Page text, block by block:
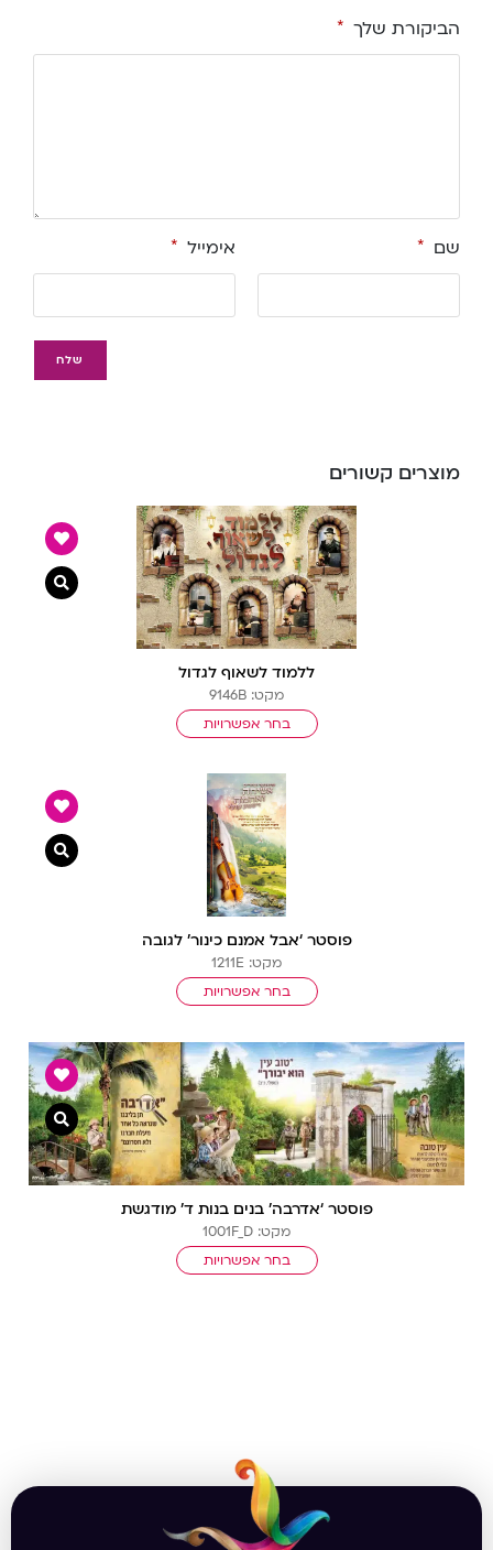
הביקורת שלך *
שם * אימייל *
מוצרים קשורים
ללמוד לשאוף לגדול
מקט: 9146B
בחר אפשרויות
צפייה
פוסטר ‘אבל אמנם כינור’ לגובה
מקט: 1211E
בחר אפשרויות
צפייה
פוסטר ‘אדרבה’ בנים בנות ד’ מודגשת
מקט: 1001F_D
בחר אפשרויות
צפייה